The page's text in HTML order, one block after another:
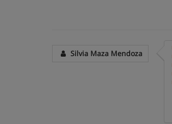
Silvia Maza Mendoza